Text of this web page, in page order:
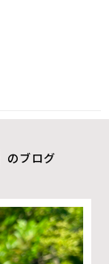
のブログ